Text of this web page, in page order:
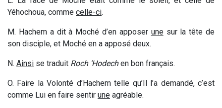
Yéhochoua, comme celle-ci.
M. Hachem a dit à Moché d’en apposer unesur la tête de
son disciple, et Moché en a apposé deux.
N. Ainsi se traduit Roch ‘Hodechen bon français.
O. Faire la Volonté d’Hachem telle qu’Il l’a demandé, c’est
comme Lui en faire sentir une agréable.